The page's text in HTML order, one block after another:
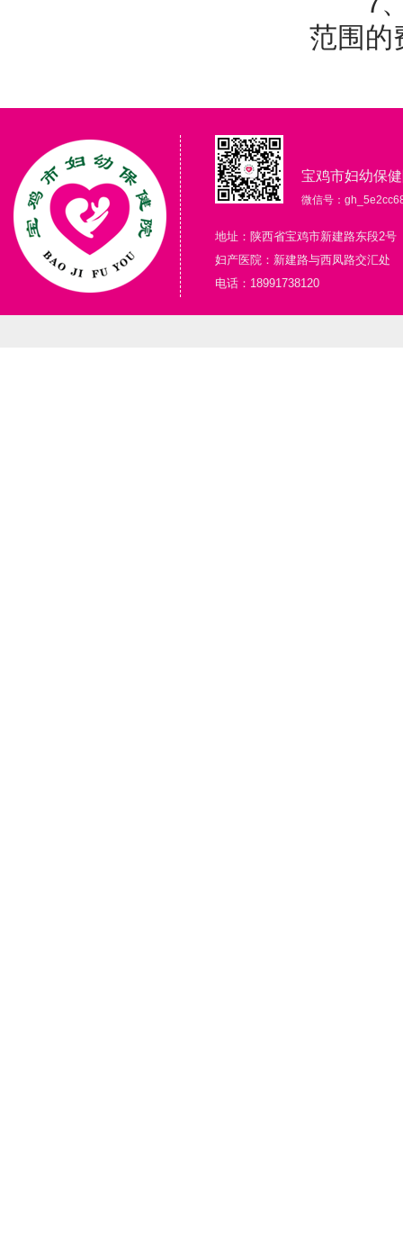
范围的
宝鸡市妇幼保
微信号：
地址：陕西省宝鸡市新建路东段2号
妇产医院：新建路与西凤路交汇处
电话：18991738120